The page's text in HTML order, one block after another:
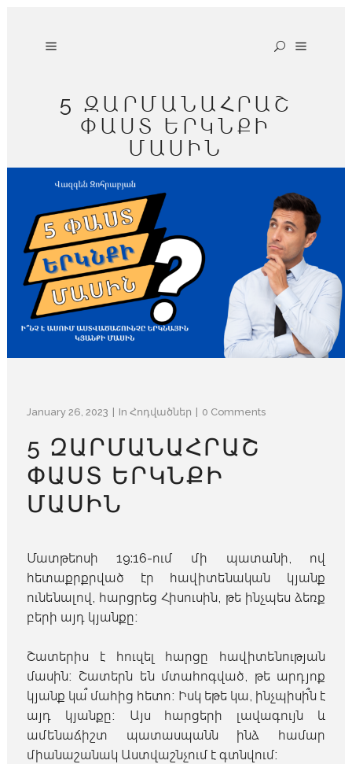
5 ԶԱՐՄԱՆԱՀՐԱՇ
ՓԱՍՏ ԵՐԿՆՔԻ
ՄԱՍԻՆ
January 26, 2023 In Հոդվածներ 0 Comments
5 ԶԱՐՄԱՆԱՀՐԱՇ
ՓԱՍՏ ԵՐԿՆՔԻ
ՄԱՍԻՆ
Մատթեոսի 19:16-ում մի պատանի, ով
հետաքրքրված էր հավիտենական կյանք
ունենալով, հարցրեց Հիսուսին, թե ինչպես ձեռք
բերի այդ կյանքը։
Շատերիս է հուզել հարցը հավիտենության
մասին։ Շատերն են մտահոգված, թե արդյոք
կյանք կա՞ մահից հետո։ Իսկ եթե կա, ինչպիսի՞ն է
այդ կյանքը։ Այս հարցերի լավագույն և
ամենաճիշտ պատասպանն ինձ համար
միանաշանակ Աստվաշնչում է գտնվում։